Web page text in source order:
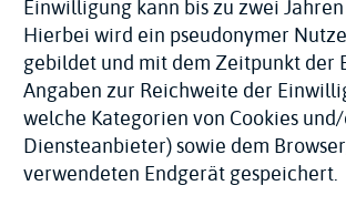
Einwilligung kann bis zu zwei
Hierbei wird ein pseudonymer
gebildet und mit dem Zeitpunkt der
Angaben zur Reichweite der
welche Kategorien von Cookies
Diensteanbieter) sowie dem
verwendeten Endgerät gespeichert.